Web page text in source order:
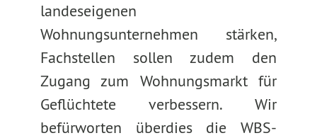
landeseigenen
Wohnungsunternehmen stärken,
Fachstellen sollen zudem den
Zugang zum Wohnungsmarkt für
Geflüchtete verbessern. Wir
befürworten überdies die WBS-